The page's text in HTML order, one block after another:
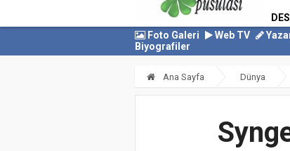
Foto Galeri
Web TV
Biyografiler
Ana Sayfa Dünya